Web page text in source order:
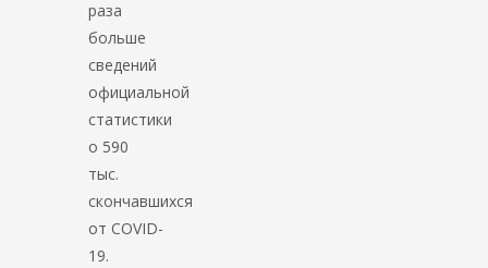
раза
больше
сведений
официальной
статистики
о 590
тыс.
скончавшихся
от COVID-
19.